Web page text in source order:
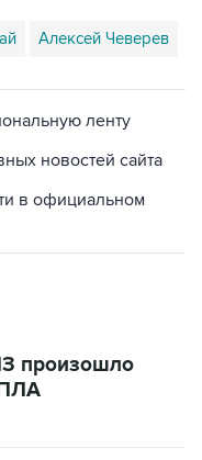
Алексей Чеверев
ленту
новостей сайта
в официальном
произошло